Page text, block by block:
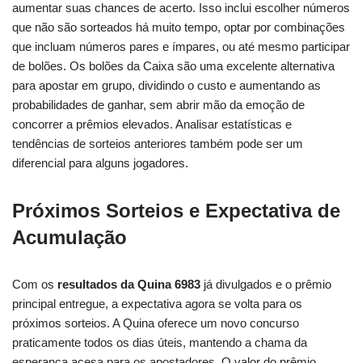
aumentar suas chances de acerto. Isso inclui escolher números
que não são sorteados há muito tempo, optar por combinações
que incluam números pares e ímpares, ou até mesmo participar
de bolões. Os bolões da Caixa são uma excelente alternativa
para apostar em grupo, dividindo o custo e aumentando as
probabilidades de ganhar, sem abrir mão da emoção de
concorrer a prêmios elevados. Analisar estatísticas e
tendências de sorteios anteriores também pode ser um
diferencial para alguns jogadores.
Próximos Sorteios e Expectativa de
Acumulação
Com os resultados da Quina 6983 já divulgados e o prêmio
principal entregue, a expectativa agora se volta para os
próximos sorteios. A Quina oferece um novo concurso
praticamente todos os dias úteis, mantendo a chama da